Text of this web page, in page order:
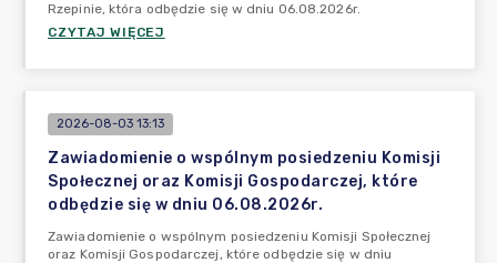
Rzepinie, która odbędzie się w dniu 06.08.2026r.
CZYTAJ WIĘCEJ
2026-08-03 13:13
Zawiadomienie o wspólnym posiedzeniu Komisji
Społecznej oraz Komisji Gospodarczej, które
odbędzie się w dniu 06.08.2026r.
Zawiadomienie o wspólnym posiedzeniu Komisji Społecznej
oraz Komisji Gospodarczej, które odbędzie się w dniu